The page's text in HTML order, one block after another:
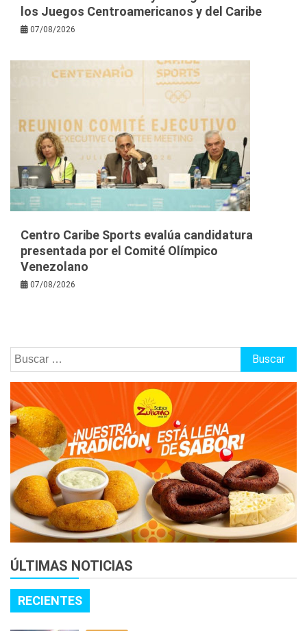
los Juegos Centroamericanos y del Caribe
07/08/2026
Centro Caribe Sports evalúa candidatura
presentada por el Comité Olímpico
Venezolano
07/08/2026
Buscar:
ÚLTIMAS NOTICIAS
RECIENTES